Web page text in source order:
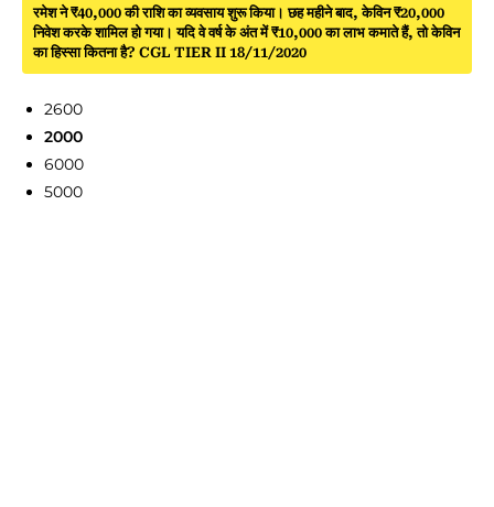
रमेश ने ₹40,000 की राशि का व्यवसाय शुरू किया। छह महीने बाद, केविन ₹20,000
निवेश करके शामिल हो गया। यदि वे वर्ष के अंत में ₹10,000 का लाभ कमाते हैं, तो केविन
का हिस्सा कितना है? CGL TIER II 18/11/2020
2600
2000
6000
5000